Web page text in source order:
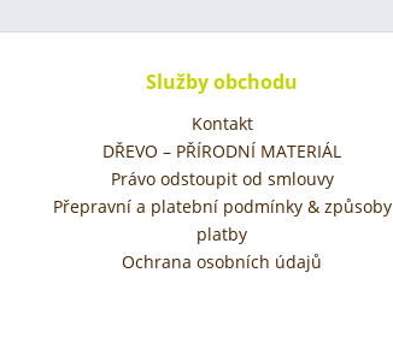
Služby obchodu
Kontakt
DŘEVO – PŘÍRODNÍ MATERIÁL
Právo odstoupit od smlouvy
Přepravní a platební podmínky & způsoby
platby
Ochrana osobních údajů